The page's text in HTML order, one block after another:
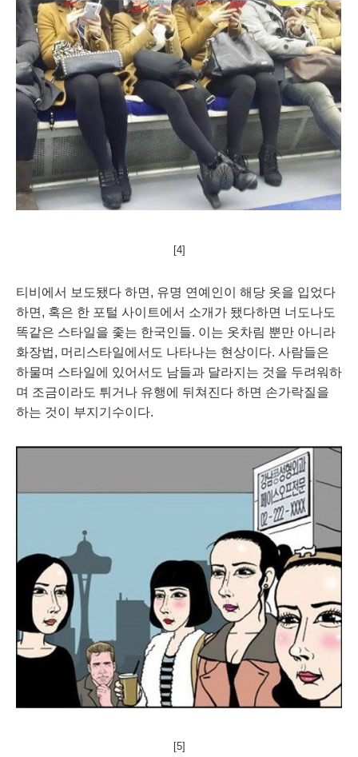
[4]
티비에서 보도됐다 하면, 유명 연예인이 해당 옷을 입었다
하면, 혹은 한 포털 사이트에서 소개가 됐다하면 너도나도
똑같은 스타일을 좇는 한국인들. 이는 옷차림 뿐만 아니라
화장법, 머리스타일에서도 나타나는 현상이다. 사람들은
하물며 스타일에 있어서도 남들과 달라지는 것을 두려워하
며 조금이라도 튀거나 유행에 뒤쳐진다 하면 손가락질을
하는 것이 부지기수이다.
[5]